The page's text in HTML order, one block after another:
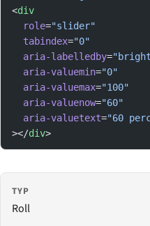
<div
  role
="slider"
  tabindex
="0"
  aria-labelledby
=
  aria-valuemin
="0"
  aria-valuemax
="100"
  aria-valuenow
="60"
  aria-valuetext
="60
></div>
TYP
Roll